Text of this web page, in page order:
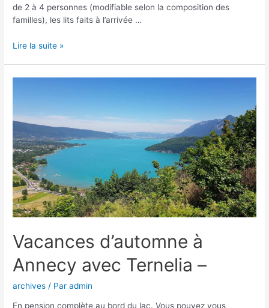
de 2 à 4 personnes (modifiable selon la composition des
familles), les lits faits à l’arrivée …
Lire la suite »
Vacances d’automne à
Annecy avec Ternelia –
archives / Paradmin
En pension complète au bord du lac. Vous pouvez vous